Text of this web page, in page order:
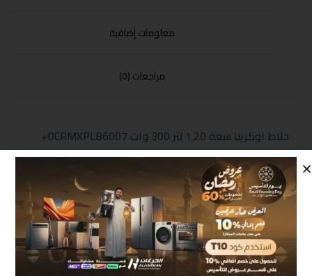
معلومات إضافية
مراجعات (0)
خلاط اوكرينا سعة 1.20 لتر 300 وات OCRMXPLB6007+
حبة مجانا
منتجات مشابهة